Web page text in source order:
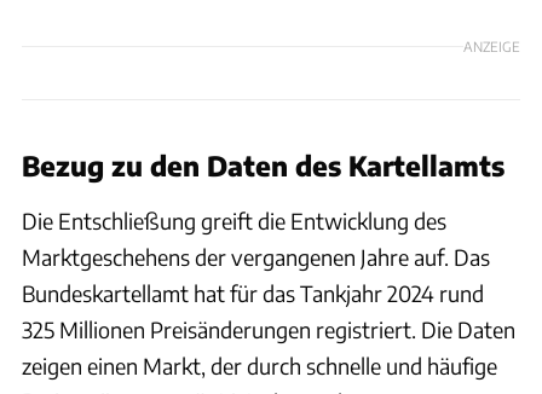
ANZEIGE
Bezug zu den Daten des Kartellamts
Die Entschließung greift die Entwicklung des
Marktgeschehens der vergangenen Jahre auf. Das
Bundeskartellamt hat für das Tankjahr 2024 rund
325 Millionen Preisänderungen registriert. Die Daten
zeigen einen Markt, der durch schnelle und häufige